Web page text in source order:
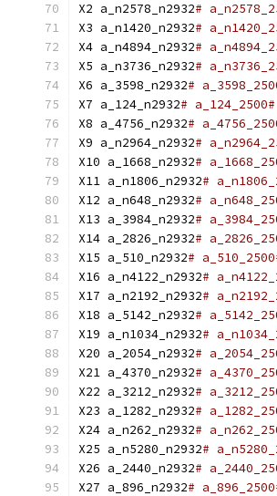
X2 a_n2578_n2932#
X3 a_n1420_n2932#
X4 a_n4894_n2932#
X5 a_n3736_n2932#
X6 a_3598_n2932#
X7 a_124_n2932#
X8 a_4756_n2932#
X9 a_n2964_n2932#
X10 a_1668_n2932#
X11 a_n1806_n2932#
X12 a_n648_n2932#
X13 a_3984_n2932#
X14 a_2826_n2932#
X15 a_510_n2932#
X16 a_n4122_n2932#
X17 a_n2192_n2932#
X18 a_5142_n2932#
X19 a_n1034_n2932#
X20 a_2054_n2932#
X21 a_4370_n2932#
X22 a_3212_n2932#
X23 a_1282_n2932#
X24 a_n262_n2932#
X25 a_n5280_n2932#
X26 a_2440_n2932#
X27 a_896_n2932#